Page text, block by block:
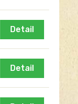
Detail
Detail